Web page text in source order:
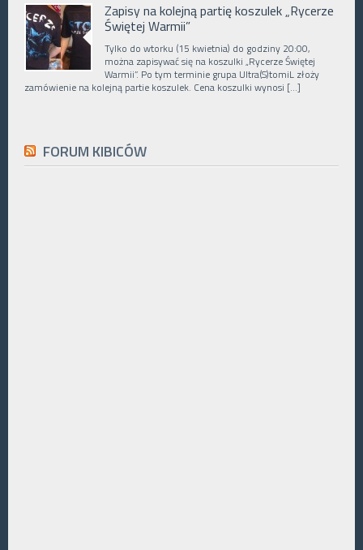
Zapisy na kolejną partię koszulek „Rycerze
Świętej Warmii”
Tylko do wtorku (15 kwietnia) do godziny 20:00,
można zapisywać się na koszulki „Rycerze Świętej
Warmii”. Po tym terminie grupa Ultra(S)tomiL złoży
zamówienie na kolejną partie koszulek. Cena koszulki wynosi […]
FORUM KIBICÓW